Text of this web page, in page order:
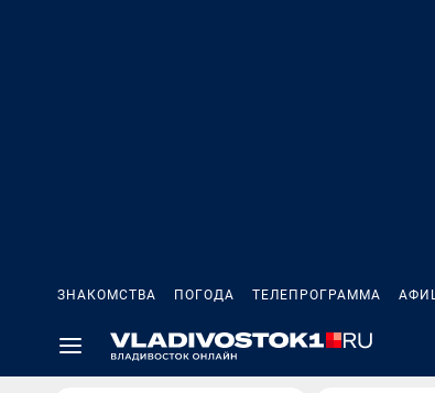
ЗНАКОМСТВА ПОГОДА ТЕЛЕПРОГРАММА